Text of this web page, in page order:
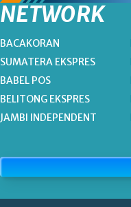
NETWORK
BACAKORAN
SUMATERA EKSPRES
BABEL POS
BELITONG EKSPRES
JAMBI INDEPENDENT